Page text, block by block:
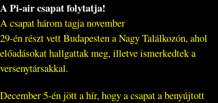
A Pi-air csapat folytatja!
A csapat három tagja november
29-én részt vett Budapesten a Nagy Találkozón, ahol
előadásokat hallgattak meg, illetve ismerkedtek a
versenytársakkal.
December 5-én jött a hír, hogy a csapat a benyújtott